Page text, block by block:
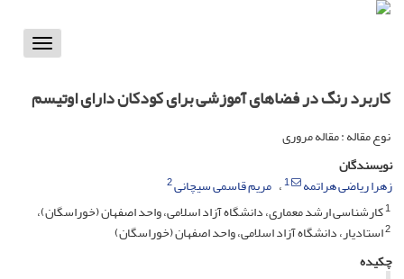
Toggle
کاربرد رنگ در فضاهای آموزشی برای کودکان دارای اوتیسم
نوع مقاله : مقاله مروری
نویسندگان
زهرا ریاضی هراتمه
1 مریم قاسمی سیچانی2
1کارشناسی ارشد معماری، دانشگاه آزاد اسلامی، واحد اصفهان (خوراسگان)،
2استادیار، دانشگاه آزاد اسلامی، واحد اصفهان (خوراسگان)
چکیده